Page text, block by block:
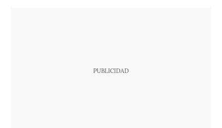
PUBLICIDAD